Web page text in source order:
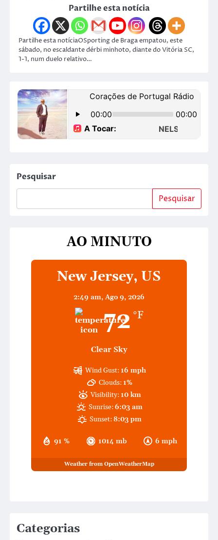
Partilhe esta notícia
Partilhe esta notíciaOSporting de Braga empatou, este
sábado, no escaldante dérbi minhoto, diante do Vitória SC,
1-1, num duelo relativo…
Pesquisar
Pesquisar
AO MINUTO
New Jersey, US
2:49 am, Ago 9, 2026
72 °F
Clear Sky
91 % 1014 mb 6 mph
Wind Gust: 16 mph
Clouds: 1%
Visibility: 10 km
Sunrise:6:03 am
Sunset:8:03 pm
Weather from OpenWeatherMap
Categorias